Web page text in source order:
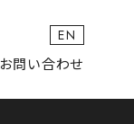
EN
お問い合わせ